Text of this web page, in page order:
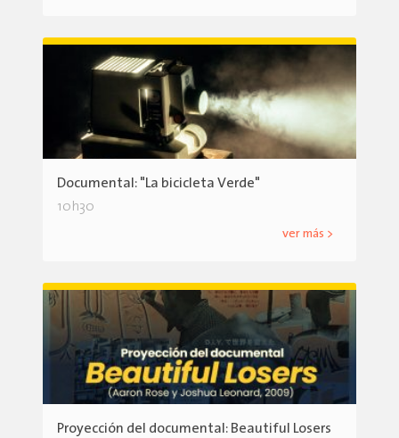
Documental: "La bicicleta Verde"
10h30
ver más >
Proyección del documental: Beautiful Losers